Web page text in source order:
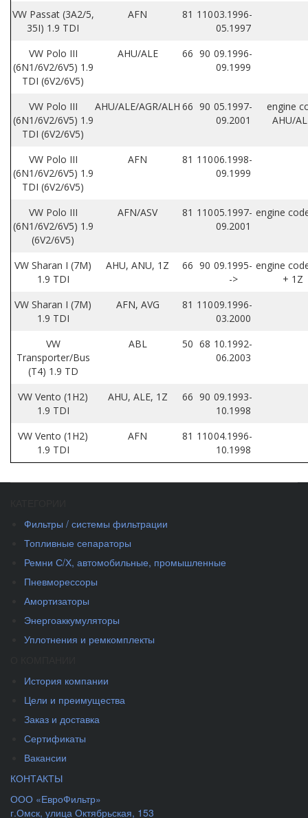
VW Passat (3A2/5,
35I) 1.9 TDI
AFN 81 11003.1996-
05.1997
VW Polo III
(6N1/6V2/6V5) 1.9
TDI (6V2/6V5)
AHU/ALE 66 90 09.1996-
09.1999
VW Polo III
(6N1/6V2/6V5) 1.9
TDI (6V2/6V5)
AHU/ALE/AGR/ALH 66 90 05.1997-
09.2001
engine
AHU/
VW Polo III
(6N1/6V2/6V5) 1.9
TDI (6V2/6V5)
AFN 81 11006.1998-
09.1999
VW Polo III
(6N1/6V2/6V5) 1.9
(6V2/6V5)
AFN/ASV 81 11005.1997-
09.2001
engine
VW Sharan I (7M)
1.9 TDI
AHU, ANU, 1Z 66 90 09.1995-
->
engine
+ 1Z
VW Sharan I (7M)
1.9 TDI
AFN, AVG 81 11009.1996-
03.2000
VW
Transporter/Bus
(T4) 1.9 TD
ABL 50 68 10.1992-
06.2003
VW Vento (1H2)
1.9 TDI
AHU, ALE, 1Z 66 90 09.1993-
10.1998
VW Vento (1H2)
1.9 TDI
AFN 81 11004.1996-
10.1998
Фильтры / системы фильтрации
Топливные сепараторы
Ремни С/Х, автомобильные, промышленные
Пневморессоры
Амортизаторы
Энергоаккумуляторы
Уплотнения и ремкомплекты
История компании
Цели и преимущества
Заказ и доставка
Сертификаты
Вакансии
КОНТАКТЫ
ООО «ЕвроФильтр»
г.Омск, улица Октябрьская, 153